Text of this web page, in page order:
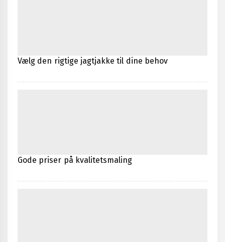
Vælg den rigtige jagtjakke til dine behov
Gode priser på kvalitetsmaling